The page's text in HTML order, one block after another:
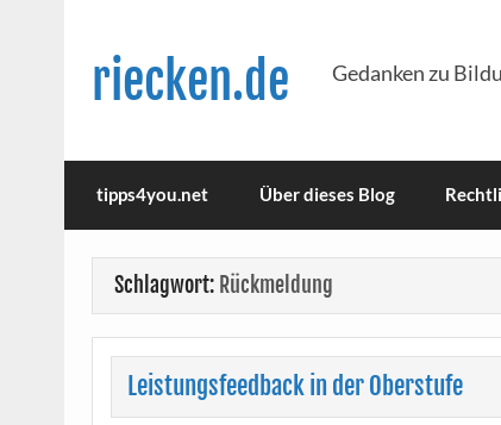
riecken.de Gedanken zu
tipps4you.net Über dieses Blog
Schlagwort: Rückmeldung
Leistungsfeedback in der Oberstufe